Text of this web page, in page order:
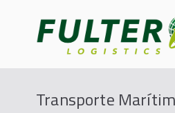
Transporte